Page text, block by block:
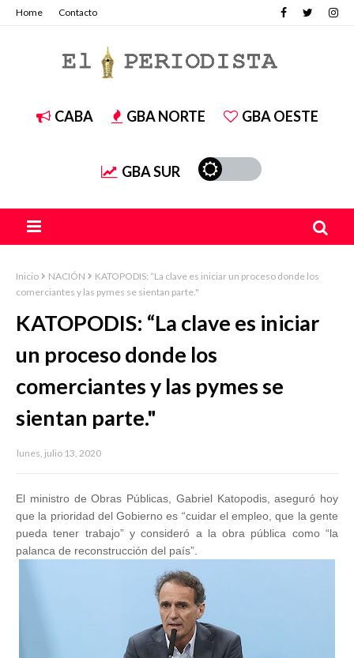
Home Contacto
CABA GBA NORTE GBA OESTE
GBA SUR
Inicio NACIÓN
KATOPODIS: “La clave es iniciar un proceso donde los
comerciantes y las pymes se sientan parte."
KATOPODIS: “La clave es iniciar
un proceso donde los
comerciantes y las pymes se
sientan parte."
lunes, julio 13, 2020
El ministro de Obras Públicas, Gabriel Katopodis, aseguró hoy
que la prioridad del Gobierno es “cuidar el empleo, que la gente
pueda tener trabajo” y consideró a la obra pública como “la
palanca de reconstrucción del país”.